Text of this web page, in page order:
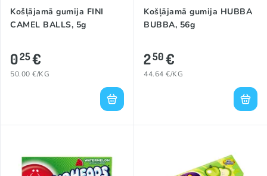
Košļājamā gumija FINI
CAMEL BALLS, 5g
025€
50.00 €/KG
Košļājamā gumija HUBBA
BUBBA, 56g
250€
44.64 €/KG